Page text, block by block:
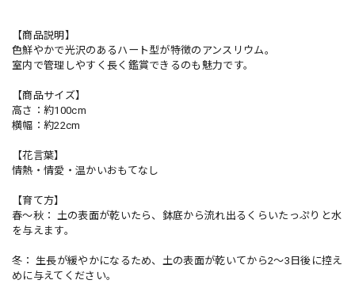
【商品説明】
色鮮やかで光沢のあるハート型が特徴のアンスリウム。
室内で管理しやすく長く鑑賞できるのも魅力です。
【商品サイズ】
高さ：約100cm
横幅：約22cm
【花言葉】
情熱・情愛・温かいおもてなし
【育て方】
春〜秋： 土の表面が乾いたら、鉢底から流れ出るくらいたっぷりと水
を与えます。
冬： 生長が緩やかになるため、土の表面が乾いてから2〜3日後に控え
めに与えてください。